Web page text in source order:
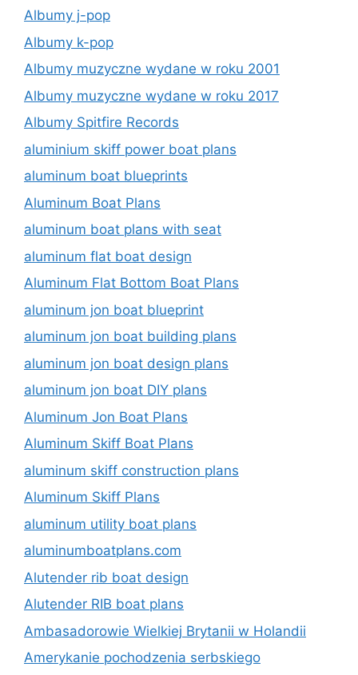
Albumy j-pop
Albumy k-pop
Albumy muzyczne wydane w roku 2001
Albumy muzyczne wydane w roku 2017
Albumy Spitfire Records
aluminium skiff power boat plans
aluminum boat blueprints
Aluminum Boat Plans
aluminum boat plans with seat
aluminum flat boat design
Aluminum Flat Bottom Boat Plans
aluminum jon boat blueprint
aluminum jon boat building plans
aluminum jon boat design plans
aluminum jon boat DIY plans
Aluminum Jon Boat Plans
Aluminum Skiff Boat Plans
aluminum skiff construction plans
Aluminum Skiff Plans
aluminum utility boat plans
aluminumboatplans.com
Alutender rib boat design
Alutender RIB boat plans
Ambasadorowie Wielkiej Brytanii w Holandii
Amerykanie pochodzenia serbskiego